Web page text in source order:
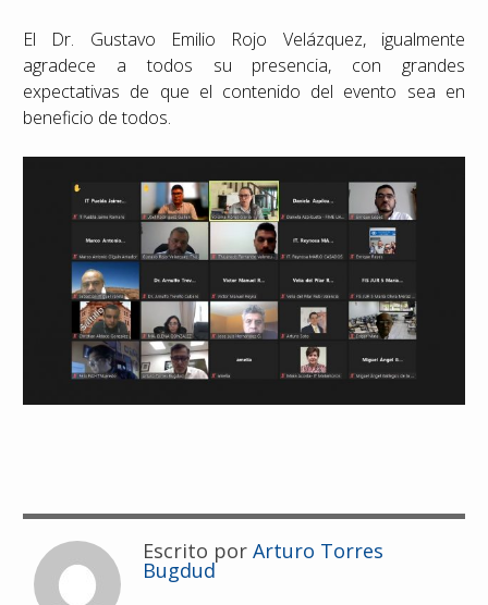
El Dr. Gustavo Emilio Rojo Velázquez, igualmente
agradece a todos su presencia, con grandes
expectativas de que el contenido del evento sea en
beneficio de todos.
Escrito porArturo Torres
Bugdud